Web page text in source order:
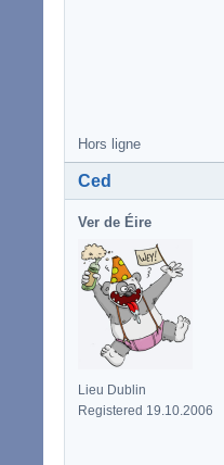
Hors ligne
Ced
Ver de Éire
Lieu Dublin
Registered 19.10.2006